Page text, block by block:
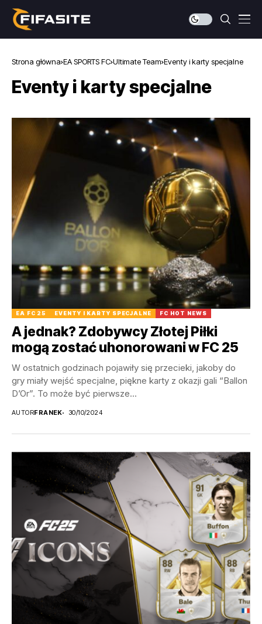
Strona główna EA SPORTS FC Ultimate Team Eventy i karty specjalne
Eventy i karty specjalne
EA FC 25 EVENTY I KARTY SPECJALNE FC HOT NEWS
A jednak? Zdobywcy Złotej Piłki
mogą zostać uhonorowani w FC 25
W ostatnich godzinach pojawiły się przecieki, jakoby do
gry miały wejść specjalne, piękne karty z okazji gali “Ballon
D’Or”. To może być pierwsze...
AUTORFRANEK 30/10/2024